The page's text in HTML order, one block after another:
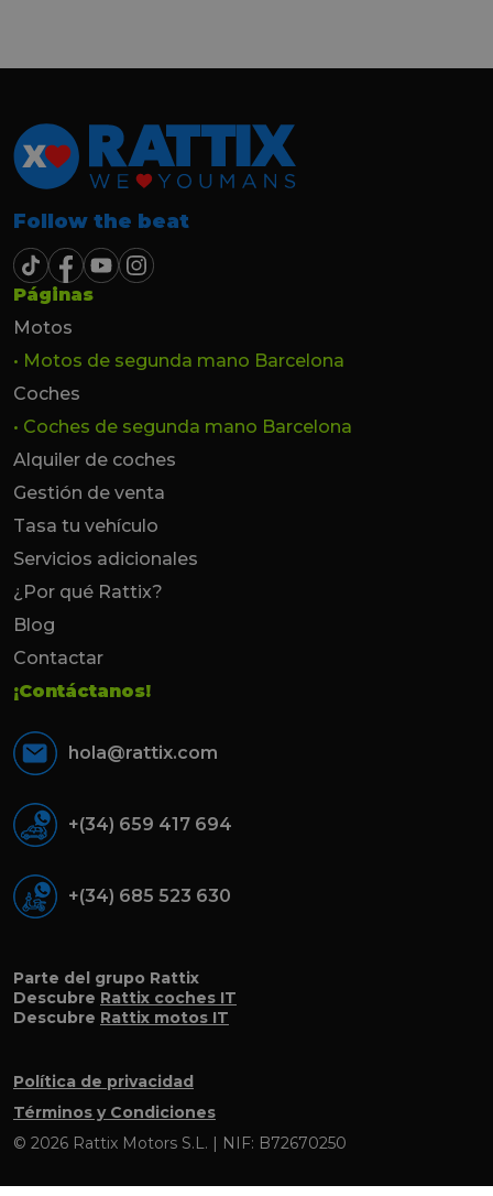
Follow the beat
Páginas
Motos
• Motos de segunda mano Barcelona
Coches
• Coches de segunda mano Barcelona
Alquiler de coches
Gestión de venta
Tasa tu vehículo
Servicios adicionales
¿Por qué Rattix?
Blog
Contactar
¡Contáctanos!
hola@rattix.com
+(34) 659 417 694
+(34) 685 523 630
Parte del grupo Rattix
Descubre Rattix coches IT
Descubre Rattix motos IT
Política de privacidad
Términos y Condiciones
© 2026 Rattix Motors S.L. | NIF: B72670250